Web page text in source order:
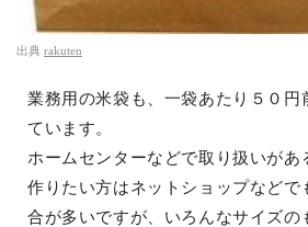
出典 rakuten
業務用の米袋も、一袋あたり５０円
ています。
ホームセンターなどで取り扱いがあ
作りたい方はネットショップなどで
合が多いですが、いろんなサイズの